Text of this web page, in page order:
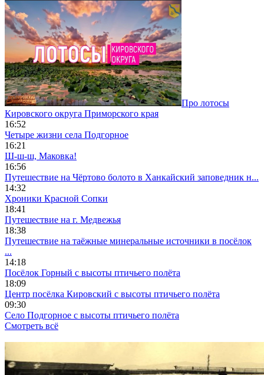
Про лотосы
Кировского округа Приморского края
16:52
Четыре жизни села Подгорное
16:21
Ш-ш-ш, Маковка!
16:56
Путешествие на Чёртово болото в Ханкайский заповедник н...
14:32
Хроники Красной Сопки
18:41
Путешествие на г. Медвежья
18:38
Путешествие на таёжные минеральные источники в посёлок
...
14:18
Посёлок Горный c высоты птичьего полёта
18:09
Центр посёлка Кировский c высоты птичьего полёта
09:30
Село Подгорное c высоты птичьего полёта
Смотреть всё